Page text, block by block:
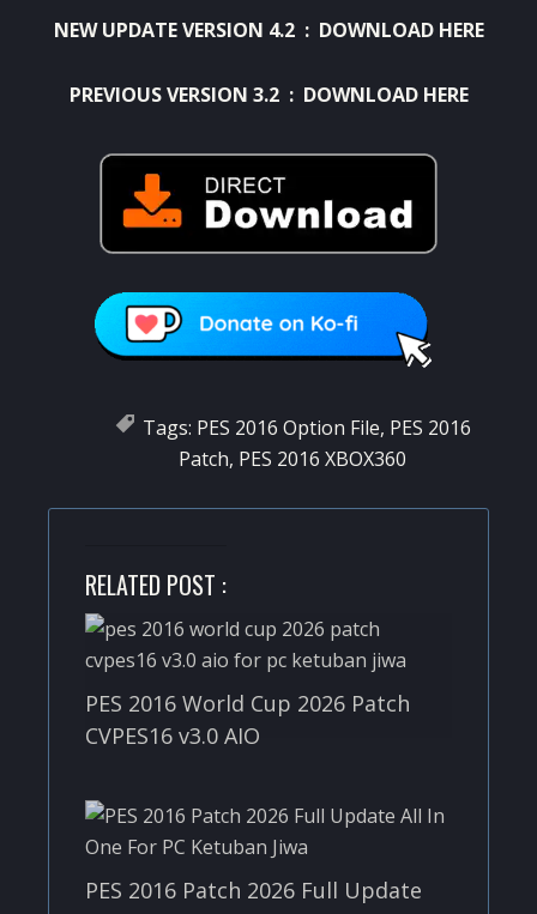
NEW UPDATE VERSION 4.2 : DOWNLOAD HERE
PREVIOUS VERSION 3.2 : DOWNLOAD HERE
Tags: PES 2016 Option File, PES 2016
Patch, PES 2016 XBOX360
RELATED POST :
PES 2016 World Cup 2026 Patch
CVPES16 v3.0 AIO
PES 2016 Patch 2026 Full Update